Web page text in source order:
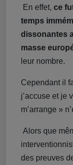
En effet, ce
temps
dissonantes
masse
leur nombre.
Cependant il
j’accuse et je
m’arrange »
Alors que
des preuves